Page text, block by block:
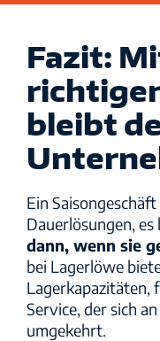
Fazit:
bleibt
Ein
Dauerlösungen,
dann, wenn sie
bei Lagerlöwe
Lagerkapazitäten,
Service, der sich
umgekehrt.